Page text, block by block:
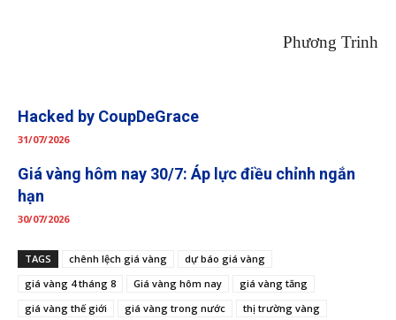
Phương Trinh
Hacked by CoupDeGrace
31/07/2026
Giá vàng hôm nay 30/7: Áp lực điều chỉnh ngắn
hạn
30/07/2026
TAGS chênh lệch giá vàng
dự báo giá vàng
giá vàng 4 tháng 8
Giá vàng hôm nay
giá vàng tăng
giá vàng thế giới
giá vàng trong nước
thị trường vàng